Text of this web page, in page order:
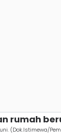
rumah
(Dok.Istimewa/